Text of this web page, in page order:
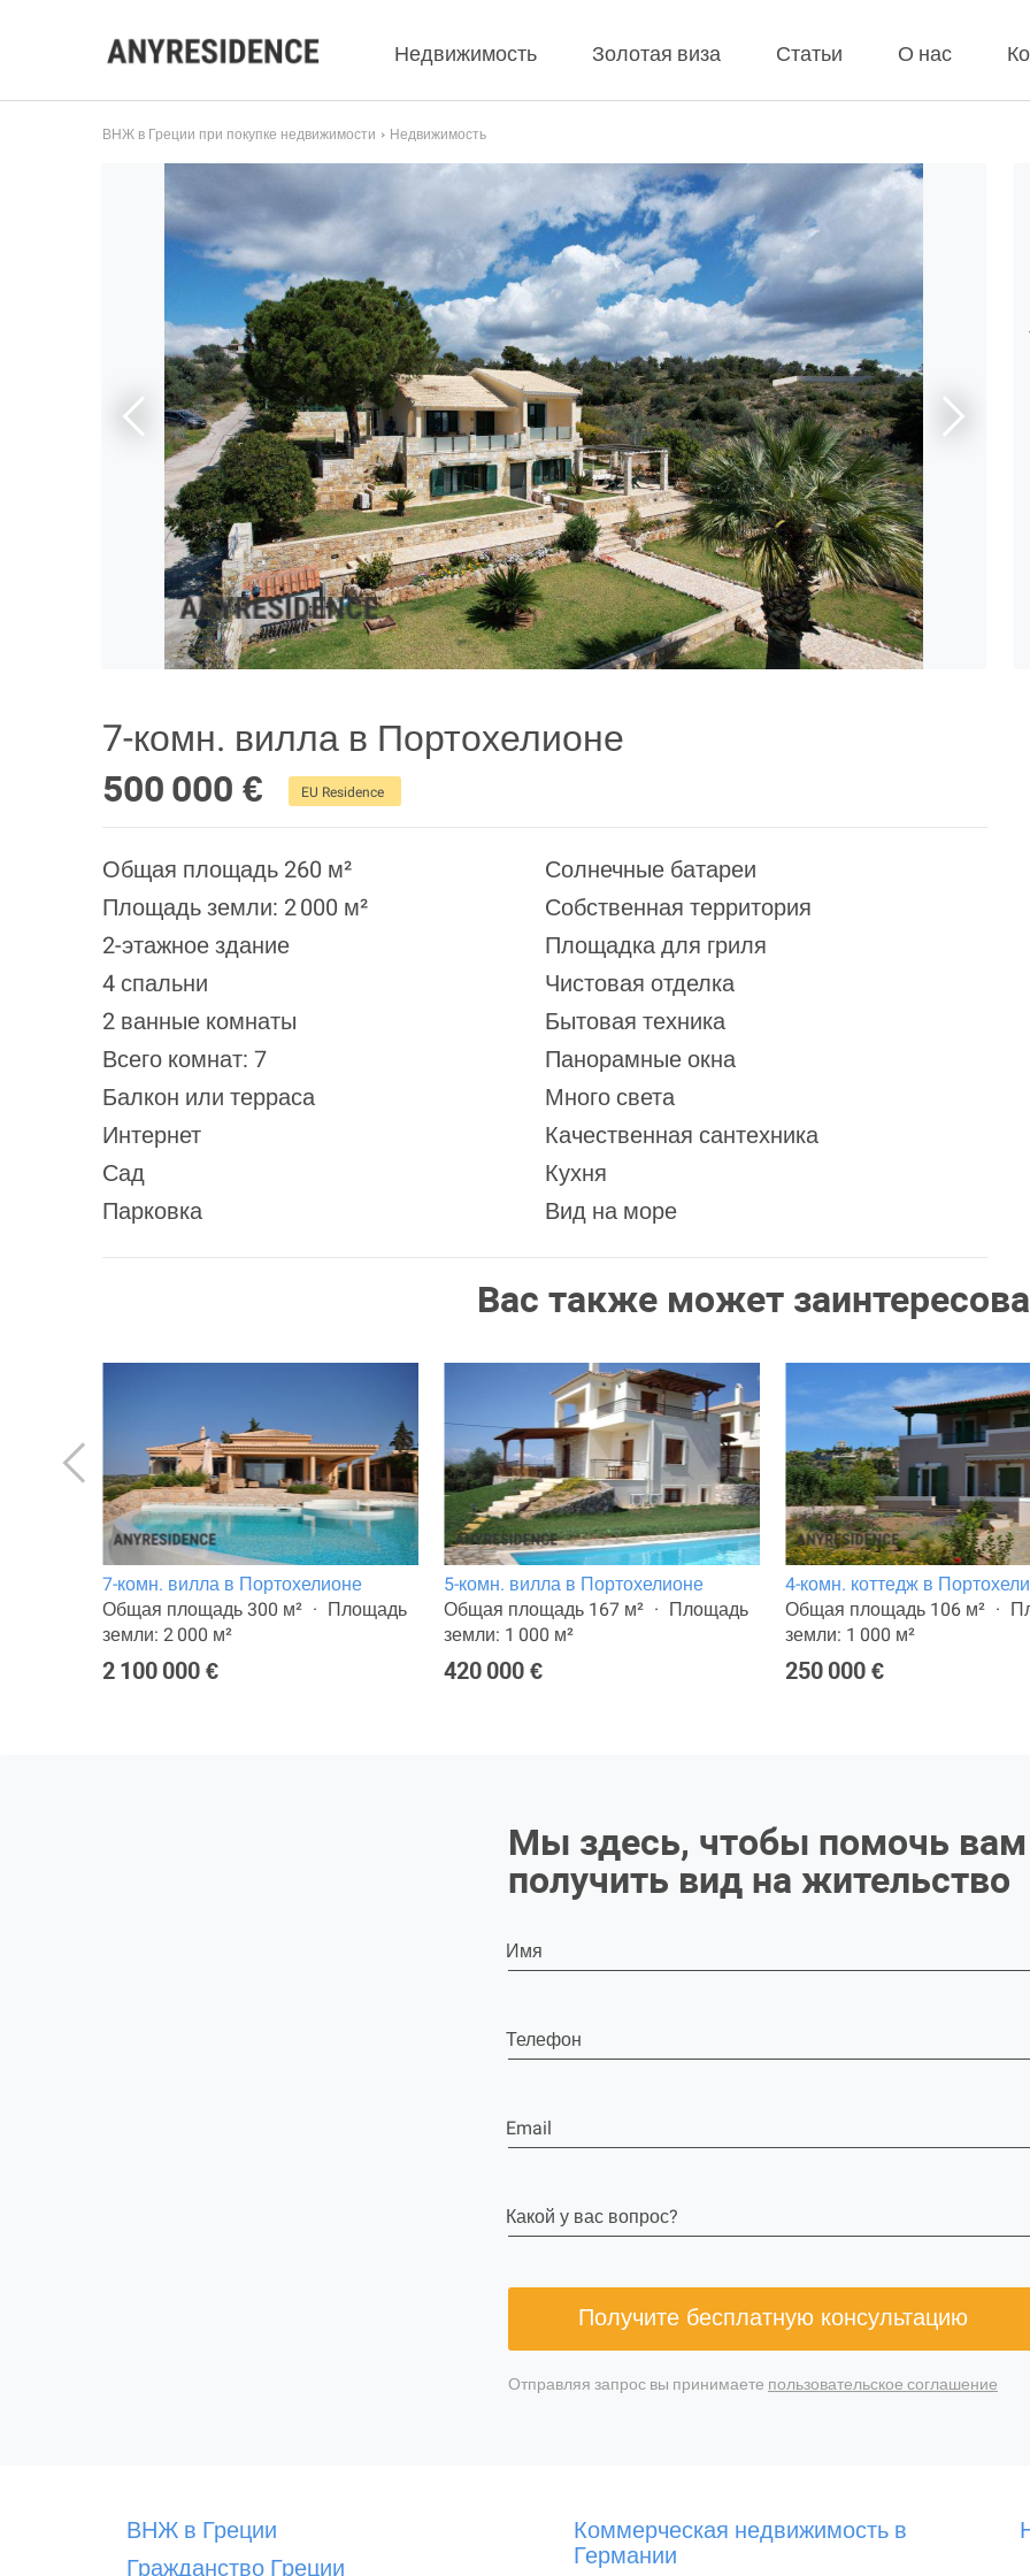
Недвижимость Золотая виза Статьи О нас
ВНЖ в Греции при покупке недвижимости Недвижимость
7-комн. вилла в Портохелионе
500 000 €
EU Residence
Общая площадь 260 м²
Площадь земли: 2 000 м²
2-этажное здание
4 спальни
2 ванные комнаты
Всего комнат: 7
Балкон или терраса
Интернет
Сад
Парковка
Солнечные батареи
Собственная территория
Площадка для гриля
Чистовая отделка
Бытовая техника
Панорамные окна
Много света
Качественная сантехника
Кухня
Вид на море
Вас также может
7-комн. вилла в Портохелионе
Общая площадь 300 м²
Площадь
земли: 2 000 м²
2 100 000 €
5-комн. вилла в Портохелионе
Общая площадь 167 м²
Площадь
земли: 1 000 м²
420 000 €
4-комн. коттедж в
Общая площадь 106 м²
земли: 1 000 м²
250 000 €
Мы здесь, чтобы помочь вам
получить вид на жительство
Имя
Телефон
Email
Какой у вас вопрос?
Получите бесплатную консультацию
Отправляя запрос вы принимаете пользовательское соглашение
ВНЖ в Греции
Гражданство Греции
Коммерческая недвижимость в
Германии